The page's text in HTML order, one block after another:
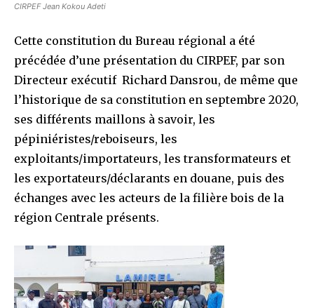
CIRPEF Jean Kokou Adeti
Cette constitution du Bureau régional a été
précédée d’une présentation du CIRPEF, par son
Directeur exécutif Richard Dansrou, de même que
l’historique de sa constitution en septembre 2020,
ses différents maillons à savoir, les
pépiniéristes/reboiseurs, les
exploitants/importateurs, les transformateurs et
les exportateurs/déclarants en douane, puis des
échanges avec les acteurs de la filière bois de la
région Centrale présents.